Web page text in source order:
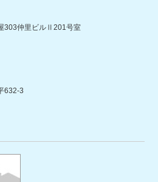
303仲里ビルⅡ201号室
632-3